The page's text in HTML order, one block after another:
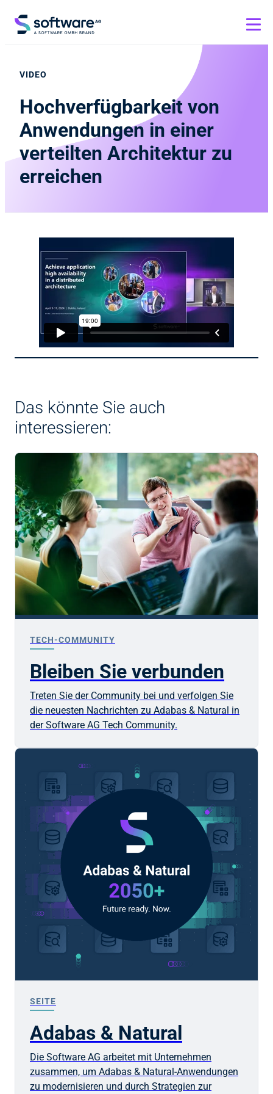
VIDEO
Hochverfügbarkeit von
Anwendungen in einer
verteilten Architektur zu
erreichen
Das könnte Sie auch
interessieren:
TECH-COMMUNITY
Bleiben Sie verbunden
Treten Sie der Community bei und verfolgen Sie
die neuesten Nachrichten zu Adabas & Natural in
derSoftware AG Tech Community.
SEITE
Adabas & Natural
Die Software AG arbeitet mit Unternehmen
zusammen, um Adabas & Natural-Anwendungen
zu modernisieren und durch Strategien zur